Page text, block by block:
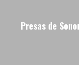
Presas de